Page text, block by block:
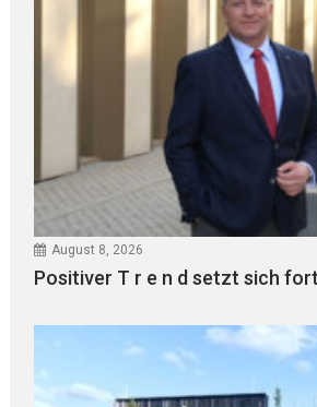
August 8, 2026
Positiver T r e n d setzt sich fort